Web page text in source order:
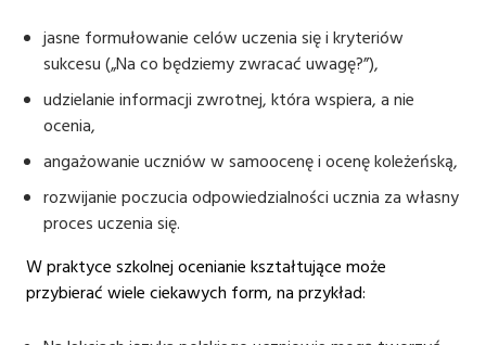
jasne formułowanie celów uczenia się i kryteriów
sukcesu („Na co będziemy zwracać uwagę?”),
udzielanie informacji zwrotnej, która wspiera, a nie
ocenia,
angażowanie uczniów w samoocenę i ocenę koleżeńską,
rozwijanie poczucia odpowiedzialności ucznia za własny
proces uczenia się.
W praktyce szkolnej ocenianie kształtujące może
przybierać wiele ciekawych form, na przykład: